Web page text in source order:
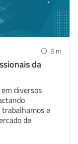
3 m
da
diversos
e
de